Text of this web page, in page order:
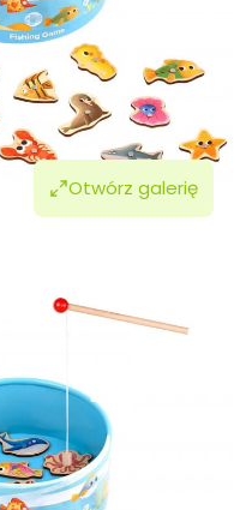
Otwórz galerię